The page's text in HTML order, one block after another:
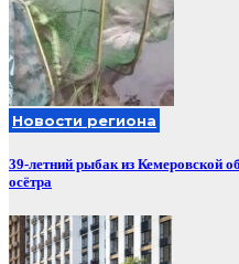
Новости региона
39-летний рыбак из Кемеровской
осётра